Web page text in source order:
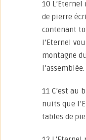
10 L’Eternel
de pierre
contenant
l’Eternel
montagne
l’assemblée.
11 C’est au
nuits que
tables de